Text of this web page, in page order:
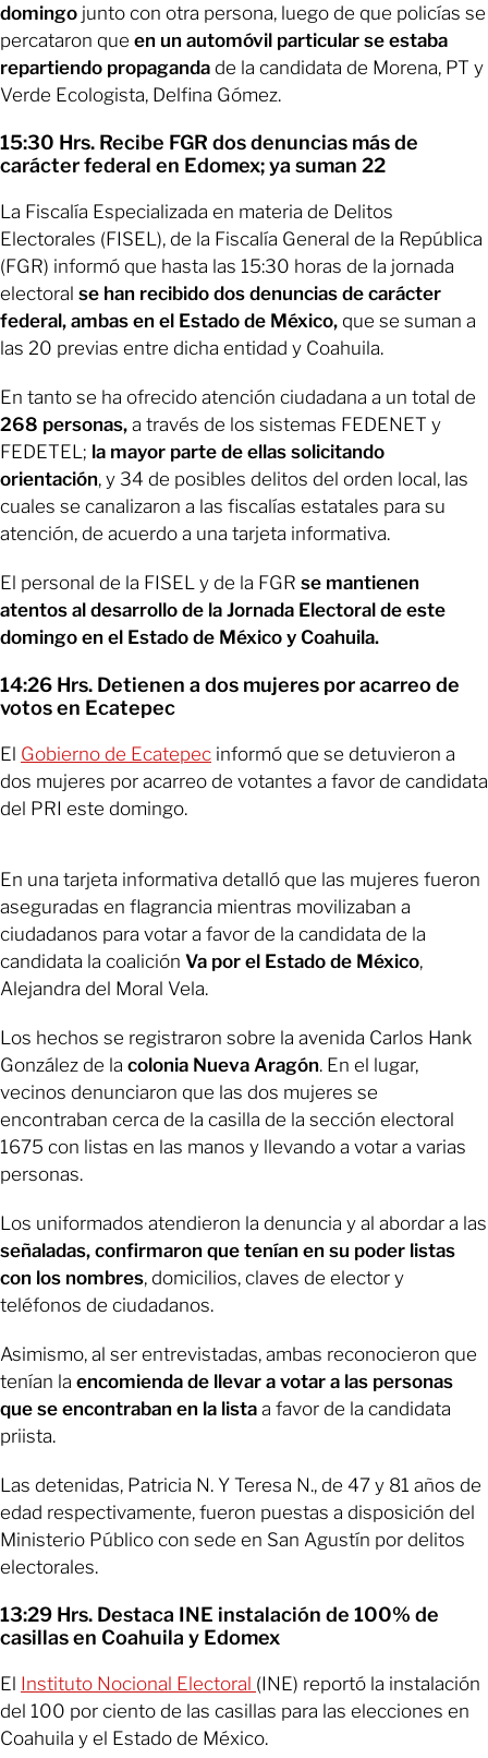
domingo junto con otra persona, luego de que policías se
percataron que en un automóvil particular se estaba
repartiendo propaganda de la candidata de Morena, PT y
Verde Ecologista, Delfina Gómez.
15:30 Hrs. Recibe FGR dos denuncias más de
carácter federal en Edomex; ya suman 22
La Fiscalía Especializada en materia de Delitos
Electorales (FISEL), de la Fiscalía General de la República
(FGR) informó que hasta las 15:30 horas de la jornada
electoral se han recibido dos denuncias de carácter
federal, ambas en el Estado de México, que se suman a
las 20 previas entre dicha entidad y Coahuila.
En tanto se ha ofrecido atención ciudadana a un total de
268 personas, a través de los sistemas FEDENET y
FEDETEL; la mayor parte de ellas solicitando
orientación, y 34 de posibles delitos del orden local, las
cuales se canalizaron a las fiscalías estatales para su
atención, de acuerdo a una tarjeta informativa.
El personal de la FISEL y de la FGR se mantienen
atentos al desarrollo de la Jornada Electoral de este
domingo en el Estado de México y Coahuila.
14:26 Hrs. Detienen a dos mujeres por acarreo de
votos en Ecatepec
El Gobierno de Ecatepec informó que se detuvieron a
dos mujeres por acarreo de votantes a favor de candidata
del PRI este domingo.
En una tarjeta informativa detalló que las mujeres fueron
aseguradas en flagrancia mientras movilizaban a
ciudadanos para votar a favor de la candidata de la
candidata la coalición Va por el Estado de México,
Alejandra del Moral Vela.
Los hechos se registraron sobre la avenida Carlos Hank
González de la colonia Nueva Aragón. En el lugar,
vecinos denunciaron que las dos mujeres se
encontraban cerca de la casilla de la sección electoral
1675 con listas en las manos y llevando a votar a varias
personas.
Los uniformados atendieron la denuncia y al abordar a las
señaladas, confirmaron que tenían en su poder listas
con los nombres, domicilios, claves de elector y
teléfonos de ciudadanos.
Asimismo, al ser entrevistadas, ambas reconocieron que
tenían la encomienda de llevar a votar a las personas
que se encontraban en la lista a favor de la candidata
priista.
Las detenidas, Patricia N. Y Teresa N., de 47 y 81 años de
edad respectivamente, fueron puestas a disposición del
Ministerio Público con sede en San Agustín por delitos
electorales.
13:29 Hrs. Destaca INE instalación de 100% de
casillas en Coahuila y Edomex
El Instituto Nocional Electoral (INE) reportó la instalación
del 100 por ciento de las casillas para las elecciones en
Coahuila y el Estado de México.